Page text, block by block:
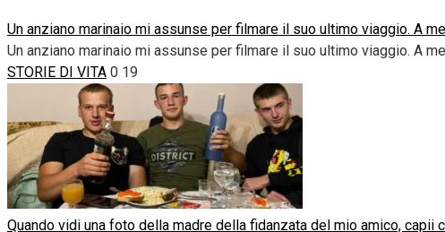
Un anziano marinaio mi assunse per filmare il suo ultimo viaggio. A
Un anziano marinaio mi assunse per filmare il suo ultimo viaggio. A
STORIE DI VITA 0 19
Quando vidi una foto della madre della fidanzata del mio amico,